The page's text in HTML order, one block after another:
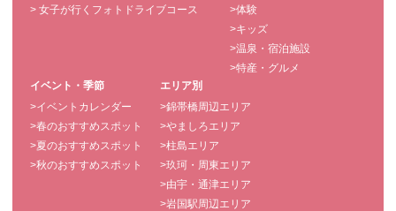
> 女子が行くフォトドライブコース
>体験
>キッズ
>温泉・宿泊施設
>特産・グルメ
イベント・季節
>イベントカレンダー
>春のおすすめスポット
>夏のおすすめスポット
>秋のおすすめスポット
エリア別
>錦帯橋周辺エリア
>やましろエリア
>柱島エリア
>玖珂・周東エリア
>由宇・通津エリア
>岩国駅周辺エリア